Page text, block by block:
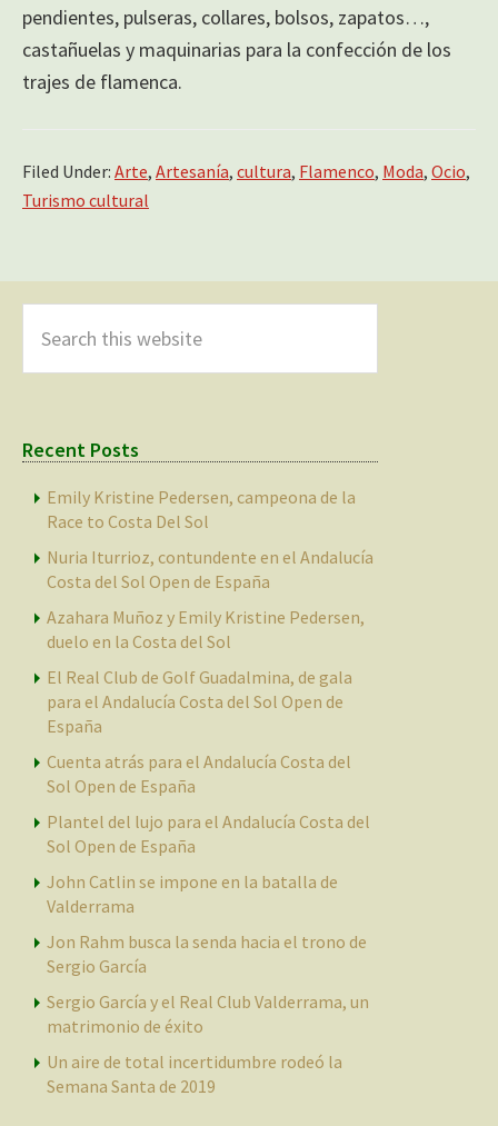
pendientes, pulseras, collares, bolsos, zapatos…,
castañuelas y maquinarias para la confección de los
trajes de flamenca.
Filed Under: Arte, Artesanía, cultura, Flamenco, Moda, Ocio,
Turismo cultural
Sidebar
this
website
Recent Posts
Emily Kristine Pedersen, campeona de la
Race to Costa Del Sol
Nuria Iturrioz, contundente en el Andalucía
Costa del Sol Open de España
Azahara Muñoz y Emily Kristine Pedersen,
duelo en la Costa del Sol
El Real Club de Golf Guadalmina, de gala
para el Andalucía Costa del Sol Open de
España
Cuenta atrás para el Andalucía Costa del
Sol Open de España
Plantel del lujo para el Andalucía Costa del
Sol Open de España
John Catlin se impone en la batalla de
Valderrama
Jon Rahm busca la senda hacia el trono de
Sergio García
Sergio García y el Real Club Valderrama, un
matrimonio de éxito
Un aire de total incertidumbre rodeó la
Semana Santa de 2019